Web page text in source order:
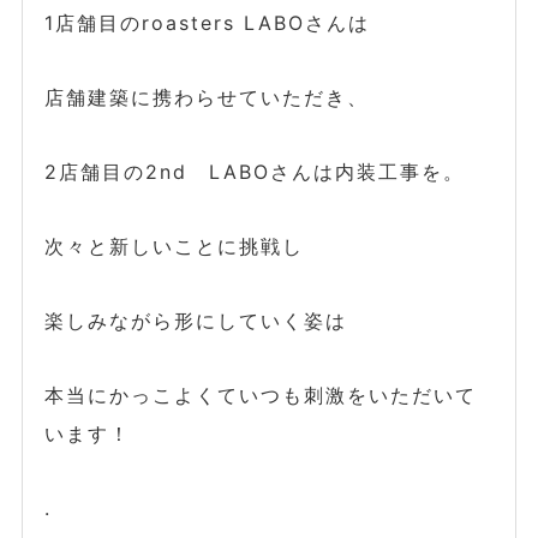
1店舗目のroasters LABOさんは
店舗建築に携わらせていただき、
2店舗目の2nd LABOさんは内装工事を。
次々と新しいことに挑戦し
楽しみながら形にしていく姿は
本当にかっこよくていつも刺激をいただいて
います！
.